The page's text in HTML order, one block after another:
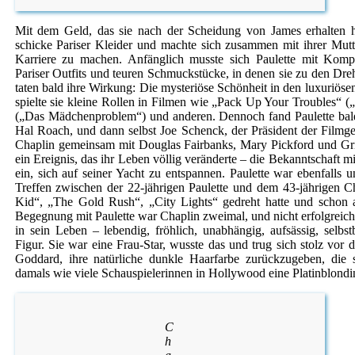
Mit dem Geld, das sie nach der Scheidung von James erhalten
schicke Pariser Kleider und machte sich zusammen mit ihrer
Karriere zu machen. Anfänglich musste sich Paulette mit
Pariser Outfits und teuren Schmuckstücke, in denen sie zu den
taten bald ihre Wirkung: Die mysteriöse Schönheit in den
spielte sie kleine Rollen in Filmen wie „Pack Up Your Troubles“
(„Das Mädchenproblem“) und anderen. Dennoch fand Paulette
Hal Roach, und dann selbst Joe Schenck, der Präsident der
Chaplin gemeinsam mit Douglas Fairbanks, Mary Pickford und
ein Ereignis, das ihr Leben völlig veränderte – die Bekanntschaft
ein, sich auf seiner Yacht zu entspannen. Paulette war ebenfalls
Treffen zwischen der 22-jährigen Paulette und dem 43-jährigen
Kid“, „The Gold Rush“, „City Lights“ gedreht hatte und
Begegnung mit Paulette war Chaplin zweimal, und nicht
in sein Leben – lebendig, fröhlich, unabhängig, aufsässig,
Figur. Sie war eine Frau-Star, wusste das und trug sich stolz vor
Goddard, ihre natürliche dunkle Haarfarbe zurückzugeben, die
damals wie viele Schauspielerinnen in Hollywood eine
C
h